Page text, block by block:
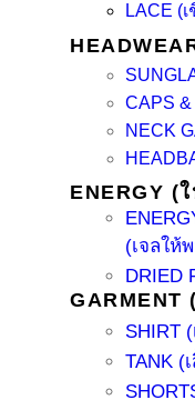
LACE (
CAPS
NECK
ENERGY (
(เจลให้
DRIED
GARMENT
SHIRT
TANK (